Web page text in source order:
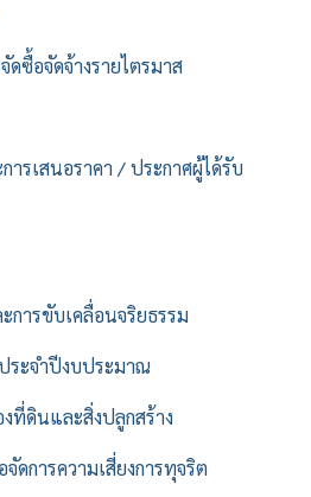
ดซื้อจัดจ้างรายไตรมาส
ารเสนอราคา / ประกาศผู้ได้รับ
การขับเคลื่อนจริยธรรม
ระจำปีงบประมาณ
ที่ดินและสิ่งปลูกสร้าง
ดการความเสี่ยงการทุจริต